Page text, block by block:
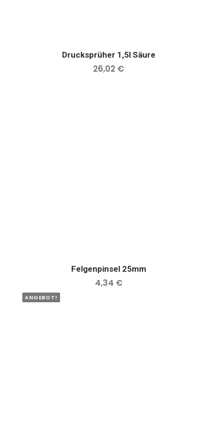
IN DEN WARENKORB
Drucksprüher 1,5l Säure
26,02 €
IN DEN WARENKORB
Felgenpinsel 25mm
4,34 €
ANGEBOT!